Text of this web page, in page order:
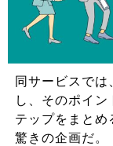
同サービスで
し、そのポイ
テップをまとめ
驚きの企画だ。